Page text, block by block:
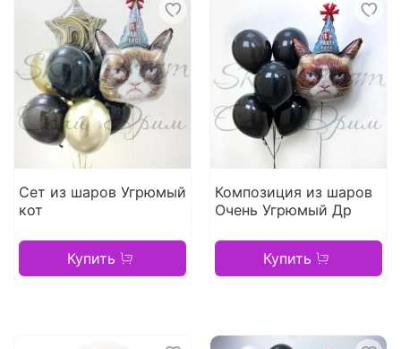
Сет из шаров Угрюмый
кот
Купить
Композиция из шаров
Очень Угрюмый Др
Купить